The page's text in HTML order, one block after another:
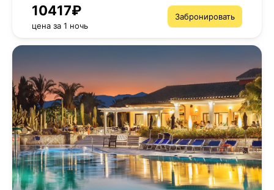
10417₽
цена за 1 ночь
Забронировать